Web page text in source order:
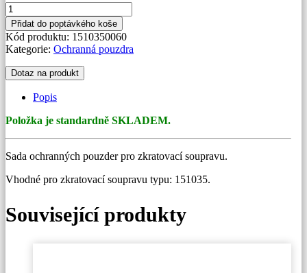
Ochranné
pouzdro
zkratovací
soupravy
151035
množství
Přidat do poptávkého koše
Kód produktu: 1510350060
Kategorie: Ochranná pouzdra
Dotaz na produkt
Popis
Položka je standardně SKLADEM.
Sada ochranných pouzder pro zkratovací soupravu.
Vhodné pro zkratovací soupravu typu: 151035.
Související produkty